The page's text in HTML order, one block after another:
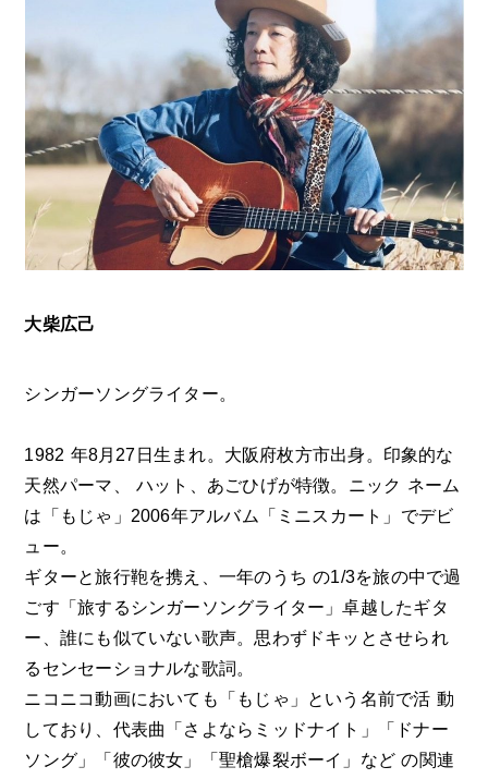
大柴広己
シンガーソングライター。
1982 年8月27日生まれ。大阪府枚方市出身。印象的な
天然パーマ、 ハット、あごひげが特徴。ニック ネーム
は「もじゃ」2006年アルバム「ミニスカート」でデビ
ュー。
ギターと旅行鞄を携え、一年のうち の1/3を旅の中で過
ごす「旅するシンガーソングライター」卓越したギタ
ー、誰にも似ていない歌声。思わずドキッとさせられ
るセンセーショナルな歌詞。
ニコニコ動画においても「もじゃ」という名前で活 動
しており、代表曲「さよならミッドナイト」「ドナー
ソング」「彼の彼女」「聖槍爆裂ボーイ」など の関連